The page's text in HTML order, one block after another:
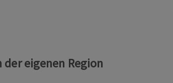
eigenen Region